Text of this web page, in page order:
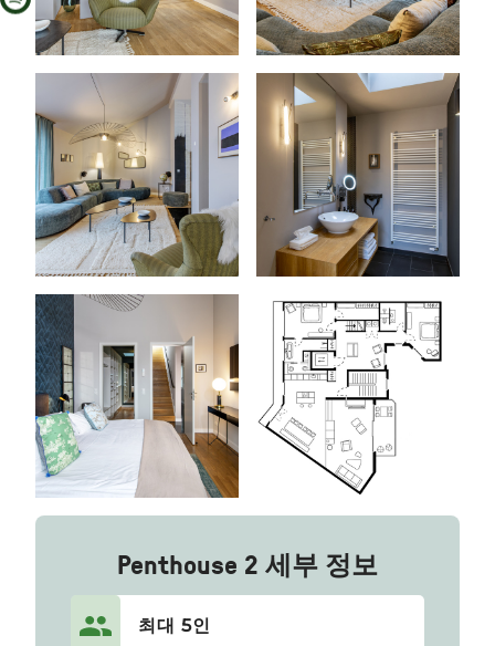
베를린 추천
CORA APARTMENTS
Penthouse 2 세부 정보
최대 5인